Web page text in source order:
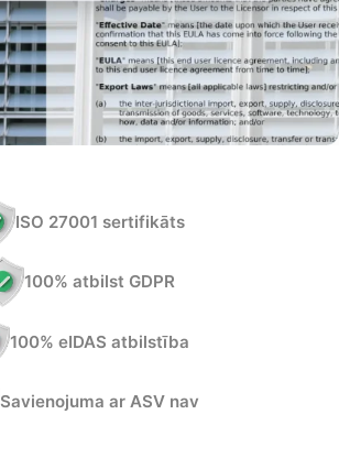
ISO 27001 sertifikāts
100% atbilst GDPR
100% eIDAS atbilstība
Savienojuma ar ASV nav